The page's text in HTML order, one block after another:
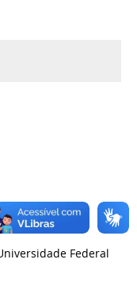
2024
Federal